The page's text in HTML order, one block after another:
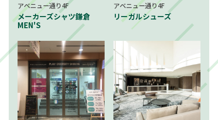
アベニュー通り4F
メーカーズシャツ鎌倉
MEN'S
アベニュー通り4F
リーガルシューズ